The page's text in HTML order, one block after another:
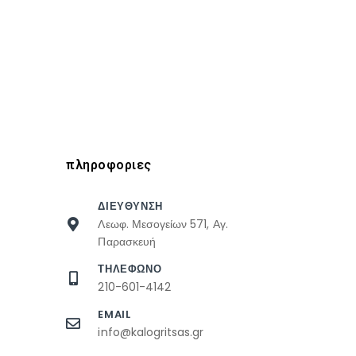
πληροφοριες
ΔΙΕΥΘΥΝΣΗ
Λεωφ. Μεσογείων 571, Αγ.
Παρασκευή
ΤΗΛΕΦΩΝΟ
210-601-4142
EMAIL
info@kalogritsas.gr